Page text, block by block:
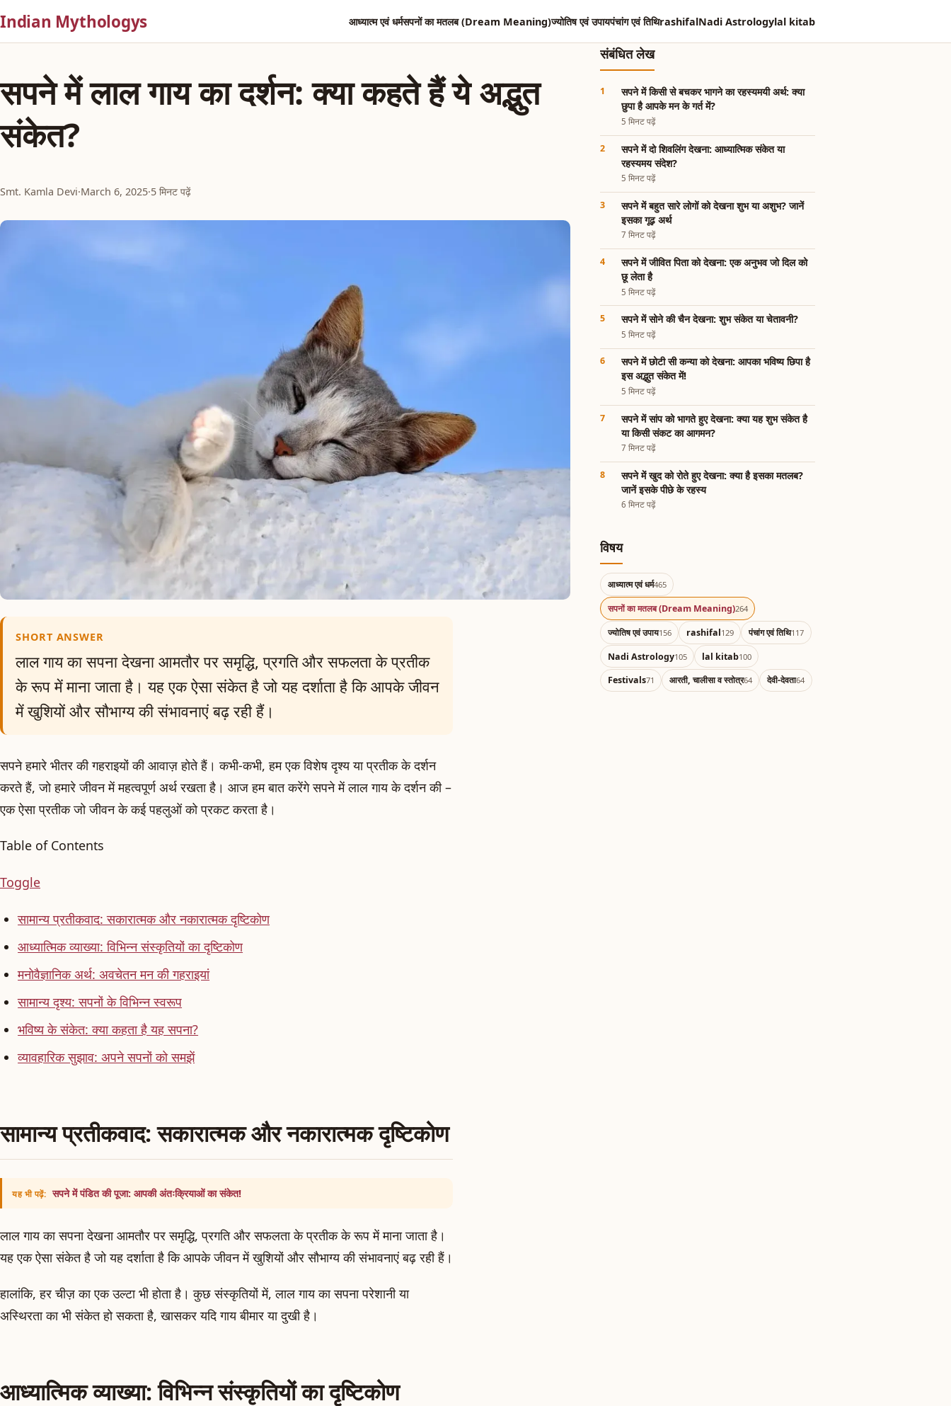
Indian Mythologys आध्यात्म एवं धर्मसपनों का मतलब (Dream Meaning)ज्योतिष एवं उपायपंचांग एवं तिथिrashifalNadi Astrologylal kitab
सपने में लाल गाय का दर्शन: क्या कहते हैं ये अद्भुत
संकेत?
Smt. Kamla Devi·March 6, 2025·5 मिनट पढ़ें
SHORT ANSWER
लाल गाय का सपना देखना आमतौर पर समृद्धि, प्रगति और सफलता के प्रतीक
के रूप में माना जाता है। यह एक ऐसा संकेत है जो यह दर्शाता है कि आपके जीवन
में खुशियों और सौभाग्य की संभावनाएं बढ़ रही हैं।
सपने हमारे भीतर की गहराइयों की आवाज़ होते हैं। कभी-कभी, हम एक विशेष दृश्य या प्रतीक के दर्शन
करते हैं, जो हमारे जीवन में महत्वपूर्ण अर्थ रखता है। आज हम बात करेंगे सपने में लाल गाय के दर्शन की –
एक ऐसा प्रतीक जो जीवन के कई पहलुओं को प्रकट करता है।
Table of Contents
Toggle
सामान्य प्रतीकवाद: सकारात्मक और नकारात्मक दृष्टिकोण
आध्यात्मिक व्याख्या: विभिन्न संस्कृतियों का दृष्टिकोण
मनोवैज्ञानिक अर्थ: अवचेतन मन की गहराइयां
सामान्य दृश्य: सपनों के विभिन्न स्वरूप
भविष्य के संकेत: क्या कहता है यह सपना?
व्यावहारिक सुझाव: अपने सपनों को समझें
सामान्य प्रतीकवाद: सकारात्मक और नकारात्मक दृष्टिकोण
यह भी पढ़ें: सपने में पंडित की पूजा: आपकी अंतःक्रियाओं का संकेत!
लाल गाय का सपना देखना आमतौर पर समृद्धि, प्रगति और सफलता के प्रतीक के रूप में माना जाता है।
यह एक ऐसा संकेत है जो यह दर्शाता है कि आपके जीवन में खुशियों और सौभाग्य की संभावनाएं बढ़ रही हैं।
हालांकि, हर चीज़ का एक उल्टा भी होता है। कुछ संस्कृतियों में, लाल गाय का सपना परेशानी या
अस्थिरता का भी संकेत हो सकता है, खासकर यदि गाय बीमार या दुखी है।
आध्यात्मिक व्याख्या: विभिन्न संस्कृतियों का दृष्टिकोण
संबंधित लेख
सपने में किसी से बचकर भागने का रहस्यमयी अर्थ: क्या
छुपा है आपके मन के गर्त में?
5 मिनट पढ़ें
सपने में दो शिवलिंग देखना: आध्यात्मिक संकेत या
रहस्यमय संदेश?
5 मिनट पढ़ें
सपने में बहुत सारे लोगों को देखना शुभ या अशुभ? जानें
इसका गूढ़ अर्थ
7 मिनट पढ़ें
सपने में जीवित पिता को देखना: एक अनुभव जो दिल को
छू लेता है
5 मिनट पढ़ें
सपने में सोने की चैन देखना: शुभ संकेत या चेतावनी?
5 मिनट पढ़ें
सपने में छोटी सी कन्या को देखना: आपका भविष्य छिपा है
इस अद्भुत संकेत में!
5 मिनट पढ़ें
सपने में सांप को भागते हुए देखना: क्या यह शुभ संकेत है
या किसी संकट का आगमन?
7 मिनट पढ़ें
सपने में खुद को रोते हुए देखना: क्या है इसका मतलब?
जानें इसके पीछे के रहस्य
6 मिनट पढ़ें
विषय
आध्यात्म एवं धर्म465
सपनों का मतलब (Dream Meaning)264
ज्योतिष एवं उपाय156 rashifal129 पंचांग एवं तिथि117
Nadi Astrology105 lal kitab100
Festivals71 आरती, चालीसा व स्तोत्र64 देवी-देवता64